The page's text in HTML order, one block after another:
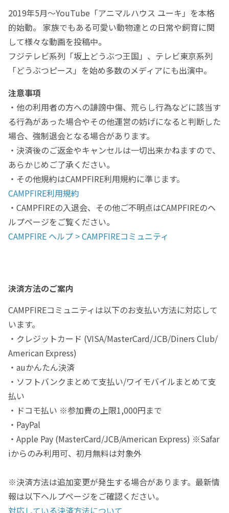
2019年5月〜YouTube「アニマルハウス ユーキ」を本格
的始動。 家族でもある可愛い動物達との日常や飼育に関
して様々な動画を投稿中。
フジテレビ系列「坂上どうぶつ王国」、テレビ東京系列
「どうぶつピース」を始め多数のメディアにも出演中。
注意事項
・他の利用者の方への誹謗中傷、荒らし行為などに該当す
る行為があった場合やその他運営の妨げになると判断した
場合、強制退会となる場合があります。
・決済後のご返金やキャンセルは一切出来かねますので、
あらかじめご了承ください。
・その他規約はCAMPFIRE利用規約に準じます。
CAMPFIRE利用規約
・CAMPFIREの入退会、その他ご不明点はCAMPFIREのヘ
ルプページをご覧ください。
CAMPFIRE ヘルプ > CAMPFIREコミュニティ
決済方法のご案内
CAMPFIREコミュニティは以下のお支払い方法に対応して
います。
・クレジットカード (VISA/MasterCard/JCB/Diners Club/
American Express)
・auかんたん決済
・ソフトバンクまとめて支払い/ワイモバイルまとめて支
払い
・ドコモ払い ※参加費の上限1,000円まで
・PayPal
・Apple Pay (MasterCard/JCB/American Express) ※Safar
iからのみ利用可、初月無料は対象外
※決済方法は追加変更が発生する場合があります。最新情
報は以下ヘルプページをご確認ください。
対応している決済方法について